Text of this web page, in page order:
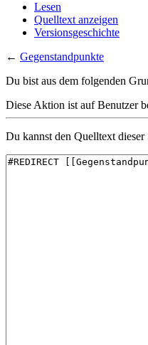
Lesen
Quelltext anzeigen
Versionsgeschichte
← Gegenstandpunkte
Du bist aus dem folgenden
Diese Aktion ist auf Benutzer
Du kannst den Quelltext